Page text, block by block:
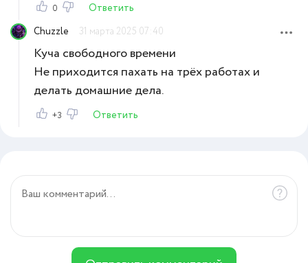
0
Ответить
Chuzzle
31 марта 2025 07:40
Куча свободного времени
Не приходится пахать на трёх работах и
делать домашние дела.
+3 Ответить